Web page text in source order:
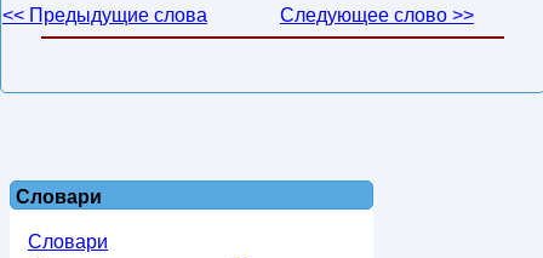
<< Предыдущие слова
Следующее слово >>
Словари
Словари